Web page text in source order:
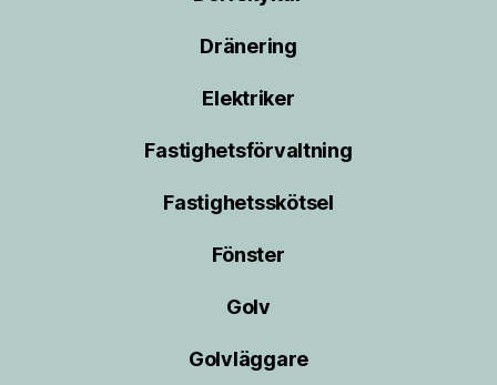
Dränering
Elektriker
Fastighetsförvaltning
Fastighetsskötsel
Fönster
Golv
Golvläggare